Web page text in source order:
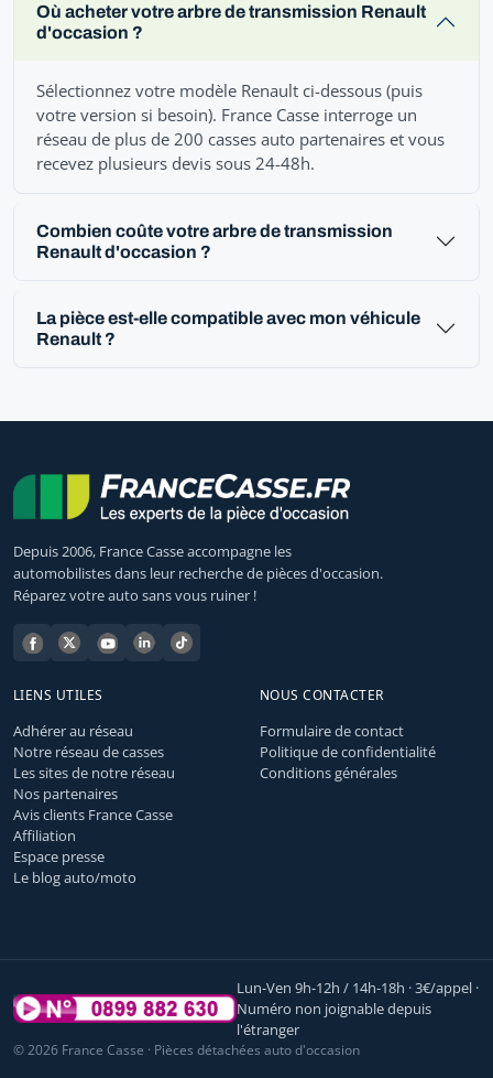
Où acheter votre arbre de transmission Renault
d'occasion ?
Sélectionnez votre modèle Renault ci-dessous (puis
votre version si besoin). France Casse interroge un
réseau de plus de 200 casses auto partenaires et vous
recevez plusieurs devis sous 24-48h.
Combien coûte votre arbre de transmission
Renault d'occasion ?
La pièce est-elle compatible avec mon véhicule
Renault ?
Depuis 2006, France Casse accompagne les
automobilistes dans leur recherche de pièces d'occasion.
Réparez votre auto sans vous ruiner !
LIENS UTILES
Adhérer au réseau
Notre réseau de casses
Les sites de notre réseau
Nos partenaires
Avis clients France Casse
Affiliation
Espace presse
Le blog auto/moto
NOUS CONTACTER
Formulaire de contact
Politique de confidentialité
Conditions générales
Lun-Ven 9h-12h / 14h-18h · 3€/appel ·
Numéro non joignable depuis
l'étranger
© 2026 France Casse · Pièces détachées auto d'occasion